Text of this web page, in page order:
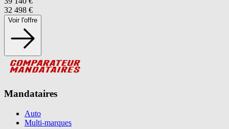
32 498 €
Voir l'offre
Mandataires
Auto
Multi-marques